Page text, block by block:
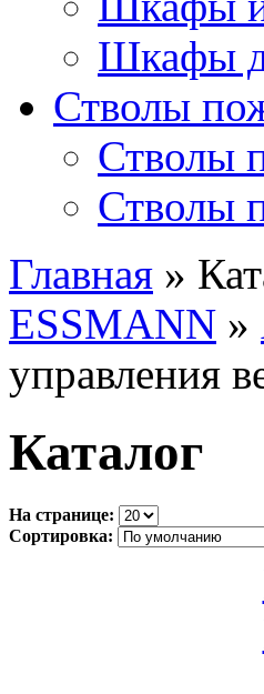
Шкафы
Стволы
Стволы
Стволы
Главная »
ESSMANN »
управления
Каталог
На странице:
Сортировка: